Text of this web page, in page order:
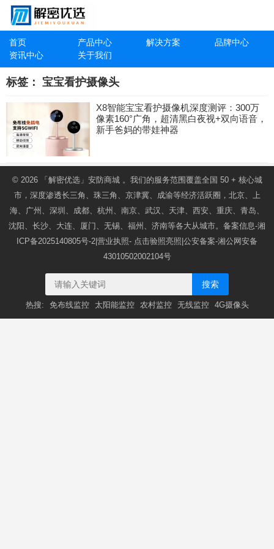
首页 产品中心 解决方案
品牌中心
资讯中心
关于我们
标签： 宝宝看护摄像头
X8智能宝宝看护摄像机深度测评：300万
像素160°广角，超清黑白夜视+双向语音，
新手爸妈的带娃神器
© 2026 「解密优选」安防商城。我们的服务范围覆盖全国 50 + 核心城
市，深度渗透长三角、珠三角、京津冀、成渝等经济活跃圈，北京、上
海、广州、深圳、成都、杭州、南京、武汉、天津、西安、重庆、青岛、
沈阳、长沙、大连、厦门、无锡、福州、济南等各大从城市。备案信息-湘
ICP备2025140805号-2 |营业执照- 点击验照亮照 |公安备案-湘公网安备
43010502002104号
搜索
热搜: 免布线监控 太阳能监控 农村监控 无线监控 4G摄像头